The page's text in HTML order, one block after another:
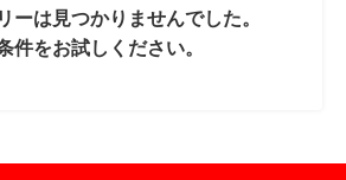
ーは見つかりませんでした。
件をお試しください。